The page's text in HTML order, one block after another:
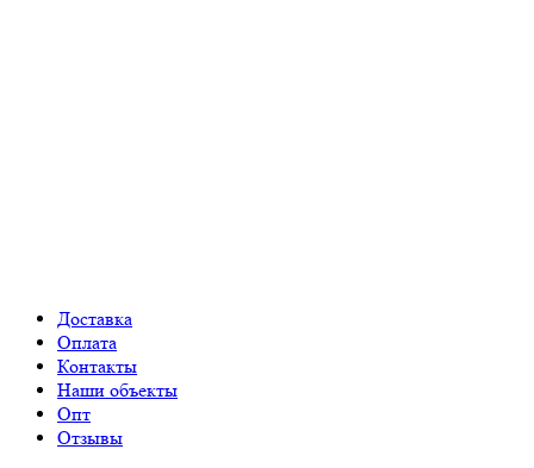
Доставка
Оплата
Контакты
Наши объекты
Опт
Отзывы